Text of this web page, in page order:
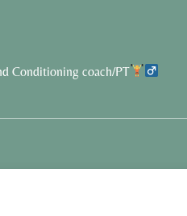
Conditioning coach/PT